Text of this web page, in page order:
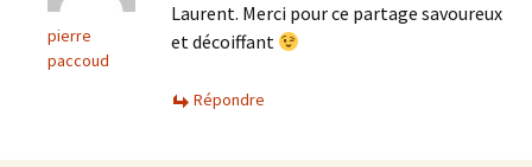
pierre
paccoud
Laurent. Merci pour ce partage savoureux
et décoiffant
Répondre